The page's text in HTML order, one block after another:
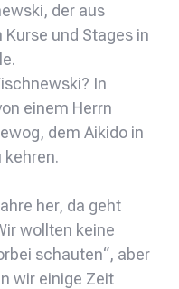
der aus
und Stages in
In
einem Herrn
dem Aikido in
kehren.
her, da geht
wollten keine
schauten“, aber
wir einige Zeit